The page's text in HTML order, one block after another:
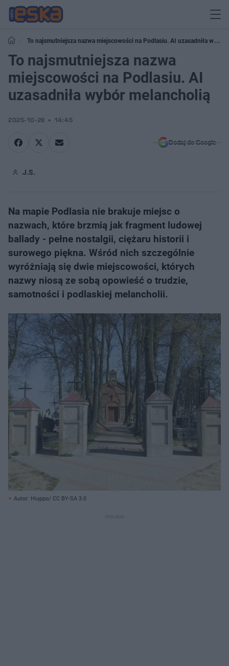
To najsmutniejsza nazwa miejscowości na Podlasiu. AI uzasadniła wybór
melancholią
To najsmutniejsza nazwa
miejscowości na Podlasiu. AI
uzasadniła wybór melancholią
2025-10-28 14:45
Dodaj do Google
J.S.
Na mapie Podlasia nie brakuje miejsc o
nazwach, które brzmią jak fragment ludowej
ballady - pełne nostalgii, ciężaru historii i
surowego piękna. Wśród nich szczególnie
wyróżniają się dwie miejscowości, których
nazwy niosą ze sobą opowieść o trudzie,
samotności i podlaskiej melancholii.
Autor: Hiuppo/ CC BY-SA 3.0